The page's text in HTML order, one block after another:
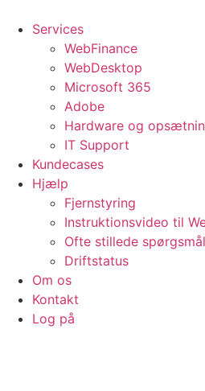
Services
WebFinance
WebDesktop
Microsoft 365
Adobe
Hardware og
IT Support
Kundecases
Hjælp
Fjernstyring
Instruktionsvideo til
Ofte stillede
Driftstatus
Om os
Kontakt
Log på